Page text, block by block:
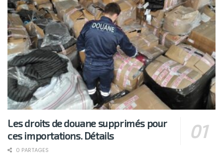
Les droits de douane supprimés pour
ces importations. Détails
0 PARTAGES